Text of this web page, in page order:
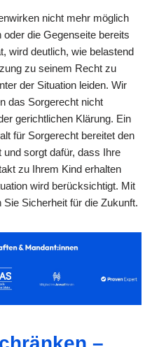
nicht mehr möglich
die Gegenseite bereits
wird deutlich, wie belastend
zu seinem Recht zu
der Situation leiden. Wir
das Sorgerecht nicht
gerichtlichen Klärung. Ein
für Sorgerecht bereitet den
sorgt dafür, dass Ihre
zu Ihrem Kind erhalten
wird berücksichtigt. Mit
Sicherheit für die Zukunft.